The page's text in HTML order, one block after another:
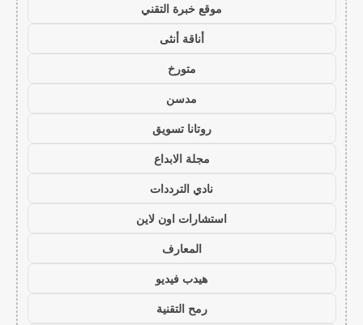
موقع خبرة التقني
أناقة أنثى
متورخ
مدسن
روتانا تسويق
مجلة الابداع
نادي الترددات
استشارات اون لاين
المعارف
هيدب فيديو
رمح التقنية